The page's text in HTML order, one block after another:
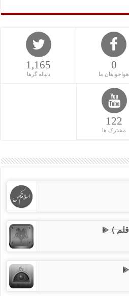
0
هواخواهان ما
1,165
دنباله گرها
122
مشترک ها